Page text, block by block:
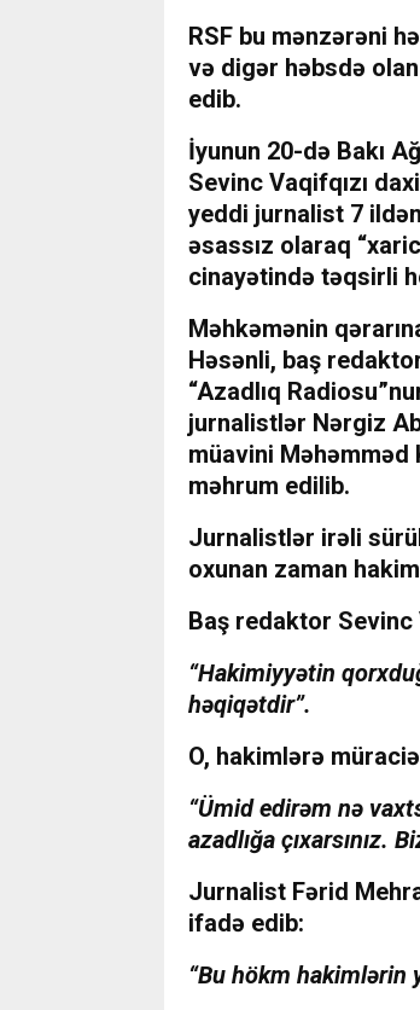
RSF bu mənzərəni
və digər həbsdə olan
edib.
İyunun 20-də Bakı
Sevinc Vaqifqızı
yeddi jurnalist 7
əsassız olaraq
cinayətində təqsirli
Məhkəmənin
Həsənli, baş
“Azadlıq
jurnalistlər Nərgiz
müavini Məhəmməd
məhrum edilib.
Jurnalistlər irəli
oxunan zaman
Baş redaktor Sevinc
“Hakimiyyətin
həqiqətdir”.
O, hakimlərə
“Ümid edirəm nə
azadlığa çıxarsınız.
Jurnalist Fərid
ifadə edib:
“Bu hökm hakimlərin